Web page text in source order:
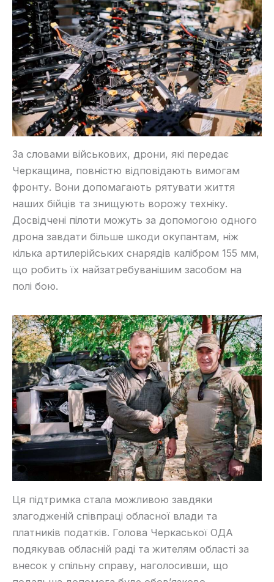
За словами військових, дрони, які передає
Черкащина, повністю відповідають вимогам
фронту. Вони допомагають рятувати життя
наших бійців та знищують ворожу техніку.
Досвідчені пілоти можуть за допомогою одного
дрона завдати більше шкоди окупантам, ніж
кілька артилерійських снарядів калібром 155 мм,
що робить їх найзатребуванішим засобом на
полі бою.
Ця підтримка стала можливою завдяки
злагодженій співпраці обласної влади та
платників податків. Голова Черкаської ОДА
подякував обласній раді та жителям області за
внесок у спільну справу, наголосивши, що